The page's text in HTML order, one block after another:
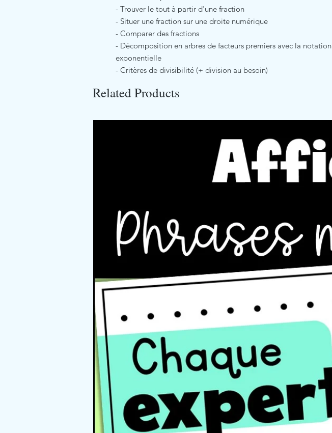
- Trouver le tout à partir d'une fraction
- Situer une fraction sur une droite numérique
- Comparer des fractions
- Décomposition en arbres de facteurs premiers avec la notation
exponentielle
- Critères de divisibilité (+ division au besoin)
Related Products